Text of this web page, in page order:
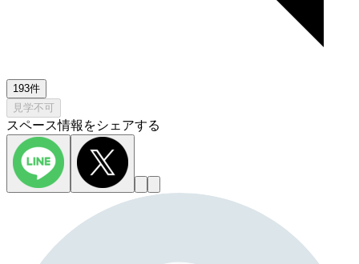
193件
見学不可
スペース情報をシェアする